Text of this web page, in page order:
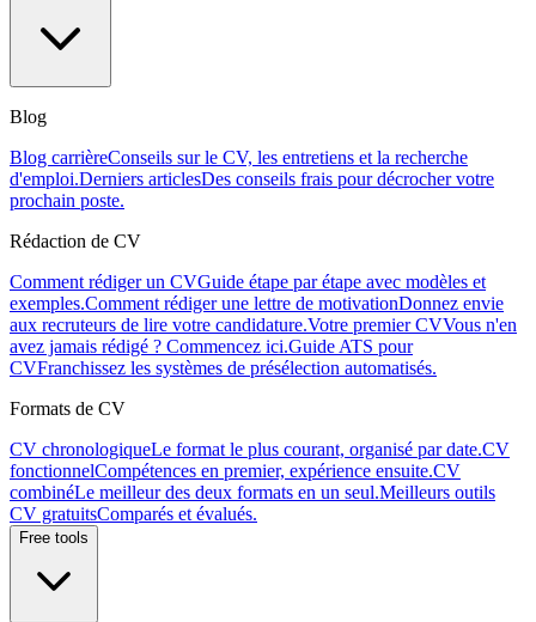
Blog
Blog carrièreConseils sur le CV, les entretiens et la recherche
d'emploi.Derniers articlesDes conseils frais pour décrocher votre
prochain poste.
Rédaction de CV
Comment rédiger un CVGuide étape par étape avec modèles et
exemples.Comment rédiger une lettre de motivationDonnez envie
aux recruteurs de lire votre candidature.Votre premier CVVous n'en
avez jamais rédigé ? Commencez ici.Guide ATS pour
CVFranchissez les systèmes de présélection automatisés.
Formats de CV
CV chronologiqueLe format le plus courant, organisé par date.CV
fonctionnelCompétences en premier, expérience ensuite.CV
combinéLe meilleur des deux formats en un seul.Meilleurs outils
CV gratuitsComparés et évalués.
Free tools